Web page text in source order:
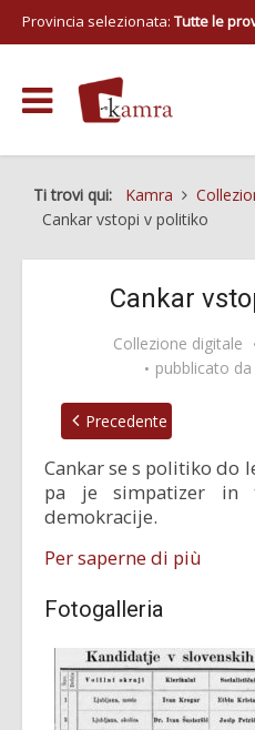
Provincia selezionata: Tutte le
Ti trovi qui: Kamra
Cankar vstopi v politiko
Cankar
Collezione digitale
pubblicato da
Precedente
Cankar se s politiko do
pa je simpatizer in
demokracije.
Per saperne di più
Fotogalleria